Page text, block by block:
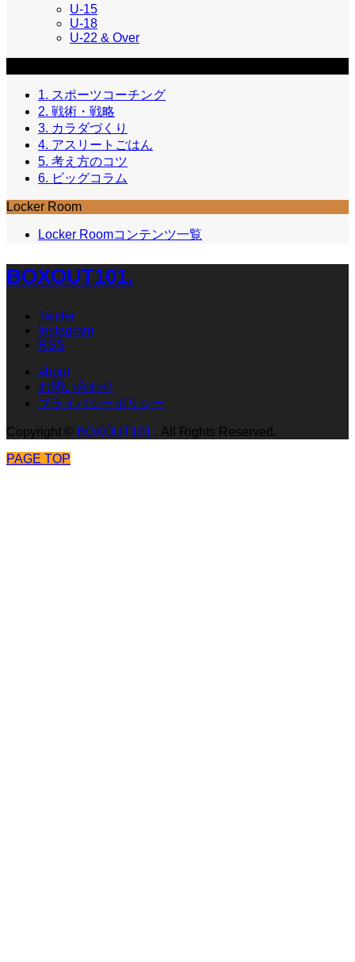
U-15
U-18
U-22 & Over
1. スポーツコーチング
2. 戦術・戦略
3. カラダづくり
4. アスリートごはん
5. 考え方のコツ
6. ビッグコラム
Locker Room
Locker Roomコンテンツ一覧
BOXOUT101.
Twitter
Instagram
RSS
about
お問い合わせ
プライバシーポリシー
Copyright © BOXOUT101.. All Rights Reserved.
PAGE TOP